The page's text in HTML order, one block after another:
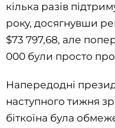
кілька разів
року, досягнувши
$73 797,68, але
000 були просто
Напередодні
наступного тижня
біткоїна була